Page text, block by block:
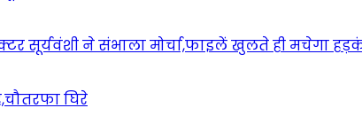
सूर्यवंशी ने संभाला मोर्चा,फाइलें खुलते ही मचेगा
घिरे